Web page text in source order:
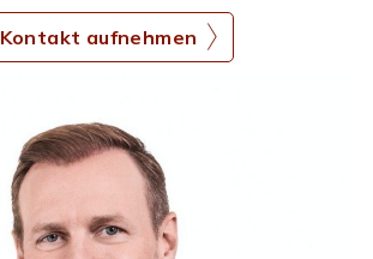
Kontakt aufnehmen